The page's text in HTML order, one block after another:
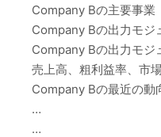
Company Bの主要事業
Company Bの出力モジ
Company Bの出力モジ
売上高、粗利益率、市
Company Bの最近の動
…
…